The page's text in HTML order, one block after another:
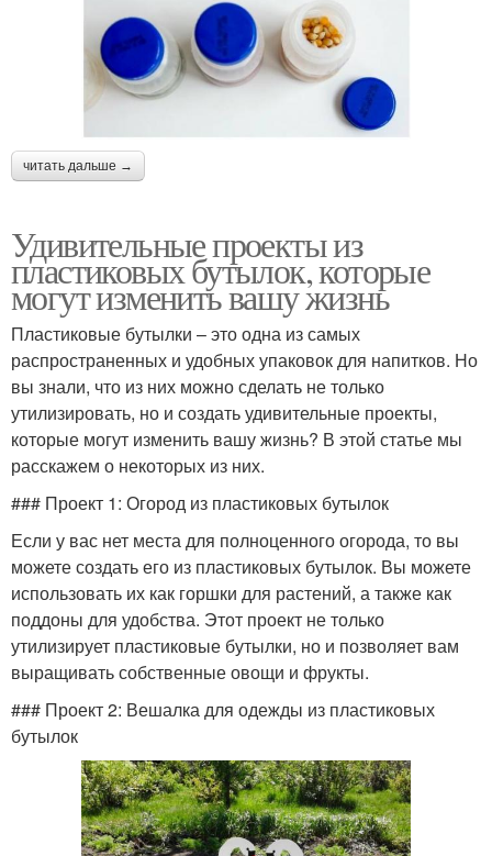
читать дальше →
Удивительные проекты из
пластиковых бутылок, которые
могут изменить вашу жизнь
Пластиковые бутылки – это одна из самых
распространенных и удобных упаковок для напитков. Но
вы знали, что из них можно сделать не только
утилизировать, но и создать удивительные проекты,
которые могут изменить вашу жизнь? В этой статье мы
расскажем о некоторых из них.
### Проект 1: Огород из пластиковых бутылок
Если у вас нет места для полноценного огорода, то вы
можете создать его из пластиковых бутылок. Вы можете
использовать их как горшки для растений, а также как
поддоны для удобства. Этот проект не только
утилизирует пластиковые бутылки, но и позволяет вам
выращивать собственные овощи и фрукты.
### Проект 2: Вешалка для одежды из пластиковых
бутылок